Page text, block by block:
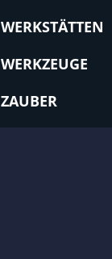
WERKSTÄTTEN
WERKZEUGE
ZAUBER